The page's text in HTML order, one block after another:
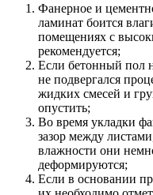
Фанерное и
ламинат боится
помещениях с
рекомендуется;
Если бетонный пол
не подвергался
жидких смесей и
опустить;
Во время укладки
зазор между
влажности они
деформируются;
Если в основании